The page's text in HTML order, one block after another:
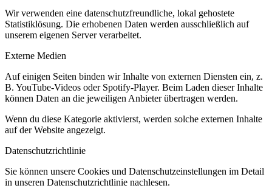
Wir verwenden eine datenschutzfreundliche, lokal gehostete
Statistiklösung. Die erhobenen Daten werden ausschließlich auf
unserem eigenen Server verarbeitet.
Externe Medien
Auf einigen Seiten binden wir Inhalte von externen Diensten ein, z.
B. YouTube-Videos oder Spotify-Player. Beim Laden dieser Inhalte
können Daten an die jeweiligen Anbieter übertragen werden.
Wenn du diese Kategorie aktivierst, werden solche externen Inhalte
auf der Website angezeigt.
Datenschutzrichtlinie
Sie können unsere Cookies und Datenschutzeinstellungen im Detail
in unseren Datenschutzrichtlinie nachlesen.